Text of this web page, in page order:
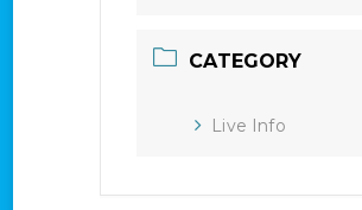
CATEGORY
Live Info